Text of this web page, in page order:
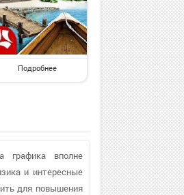
Подробнее
графика вполне
и интересные
для повышения